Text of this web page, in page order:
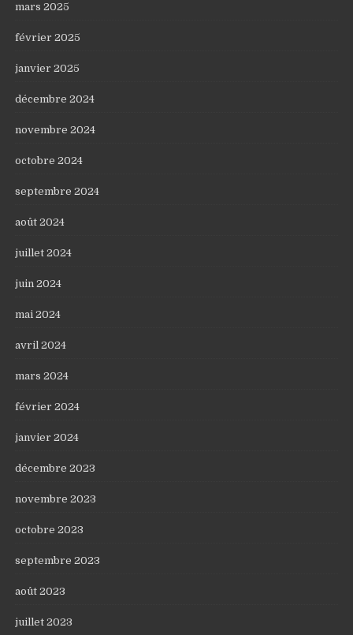
mars 2025
février 2025
janvier 2025
décembre 2024
novembre 2024
octobre 2024
septembre 2024
août 2024
juillet 2024
juin 2024
mai 2024
avril 2024
mars 2024
février 2024
janvier 2024
décembre 2023
novembre 2023
octobre 2023
septembre 2023
août 2023
juillet 2023